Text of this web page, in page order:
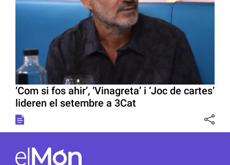
‘Com si fos ahir’, ‘Vinagreta’ i ‘Joc de cartes’
lideren el setembre a 3Cat